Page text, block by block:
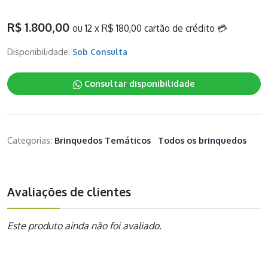
R$ 1.800,00 ou 12 x R$ 180,00 cartão de crédito 💳
Disponibilidade: Sob Consulta
Consultar disponibilidade
Categorias: Brinquedos Temáticos Todos os brinquedos
Avaliações de clientes
Este produto ainda não foi avaliado.